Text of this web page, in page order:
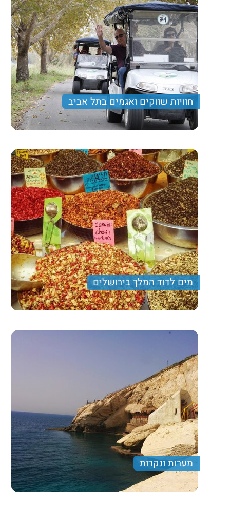
חוויות שווקים ואגמים בתל אביב
טיול טעימות בשוק לווינסקי, פעילות תחרותית באגם
בפארק הירקון תל אביב, בשילוב שייט ורכבים חשמליים.
Price per person
330 ₪
Trip length יום מלא
מים לדוד המלך בירושלים
סיור עירוני שטועם מכל טוב. נלך מנהרות עתיקות בעיר
דוד, נטעם ממטעמי השוק, נתרשם מתצפיות מרהיבות אל
מערות ונקרות
טיול קליל אל מערת קשת בו נהנה מנוף מרהיב של הגליל
המערבי, ירידה ברכבל אל הנקרות וסיום בטיול על חומות